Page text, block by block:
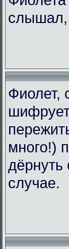
слышал,
Фиолет,
много!)
случае.